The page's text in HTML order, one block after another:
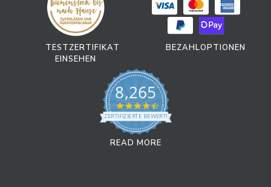
TESTZERTIFIKAT
EINSEHEN
BEZAHLOPTIONEN
8,265
4.7 star rating
ZERTIFIZIERTE BEWERTUNGEN
READ MORE